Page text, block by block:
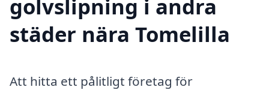
golvslipning i andra
städer nära Tomelilla
Att hitta ett pålitligt företag för